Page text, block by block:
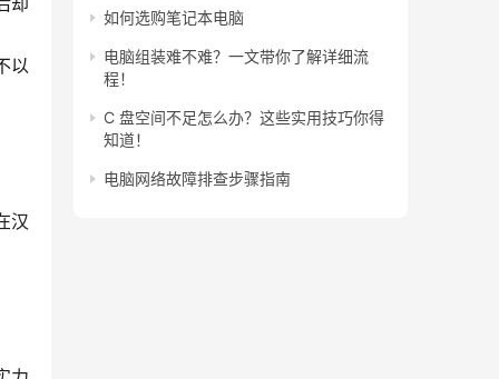
以
汉
如何选购笔记本电脑
电脑组装难不难？一文带你了解详细流
程！
C 盘空间不足怎么办？这些实用技巧你得
知道！
电脑网络故障排查步骤指南